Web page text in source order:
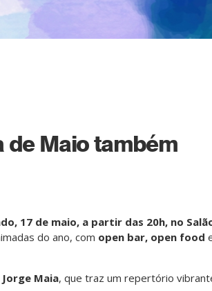
de Maio também
17 de maio, a partir das 20h, no
do ano, com open bar, open food
Maia, que traz um repertório